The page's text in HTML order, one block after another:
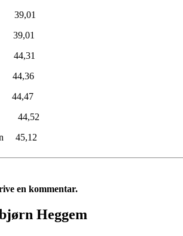
39,01
44,31
44,36
44,47
44,52
45,12
en kommentar.
Heggem